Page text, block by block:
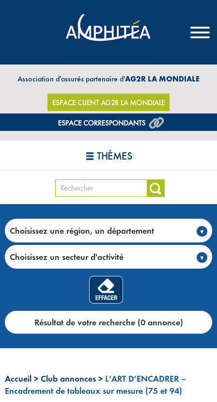
Association d'assurés partenaire d'AG2R LA MONDIALE
ESPACE CLIENT AG2R LA MONDIALE
THÈMES
Choisissez une région, un département
Choisissez un secteur d'activité
Résultat de votre recherche (0 annonce)
Accueil > Club annonces > L’ART D’ENCADRER –
Encadrement de tableaux sur mesure (75 et 94)